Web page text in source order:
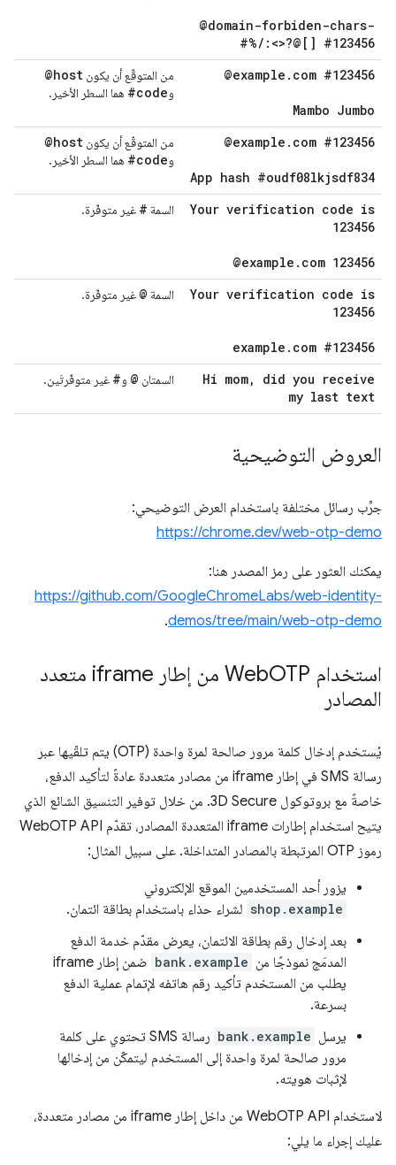
@domain-forbiden-chars-
#%/ :<>?@[] #123456
@example . com #123456
Mambo Jumbo
من المتوقّع أن يكون @host
و#code هما السطر الأخير.
@example . com #123456
App hash #oudf08lkjsdf834
من المتوقّع أن يكون @host
و#code هما السطر الأخير.
Your verification code is
123456
@example . com 123456
السمة # غير متوفّرة.
Your verification code is
123456
example . com #123456
السمة @ غير متوفّرة.
Hi mom,
did you receive
my last text
السمتان @ و# غير متوفّرتَين.
العروض التوضيحية
جرِّب رسائل مختلفة باستخدام العرض التوضيحي:
https://chrome.dev/web-otp-demo
يمكنك العثور على رمز المصدر هنا:
https://github.com/GoogleChromeLabs/web-identity-
demos/tree/main/web-otp-demo
.
استخدام Web
OTP من إطار iframe متعدد
المصادر
يُستخدم إدخال كلمة مرور صالحة لمرة واحدة (OTP) يتم تلقّيها عبر
رسالة SMS في إطار iframe من مصادر متعددة عادةً لتأكيد الدفع،
خاصةً مع بروتوكول 3D Secure. من خلال توفير التنسيق الشائع الذي
يتيح استخدام إطارات iframe المتعددة المصادر، تقدّم WebOTP API
رموز OTP المرتبطة بالمصادر المتداخلة. على سبيل المثال:
يزور أحد المستخدمين الموقع الإلكتروني
shop.example لشراء حذاء باستخدام بطاقة ائتمان.
بعد إدخال رقم بطاقة الائتمان، يعرض مقدّم خدمة الدفع
المدمَج نموذجًا من bank.example
ضمن إطار iframe
يطلب من المستخدم تأكيد رقم هاتفه لإتمام عملية الدفع
بسرعة.
يرسل bank.example
رسالة SMS تحتوي على كلمة
مرور صالحة لمرة واحدة إلى المستخدم ليتمكّن من إدخالها
لإثبات هويته.
لاستخدام WebOTP API من داخل إطار iframe من مصادر متعددة،
عليك إجراء ما يلي: